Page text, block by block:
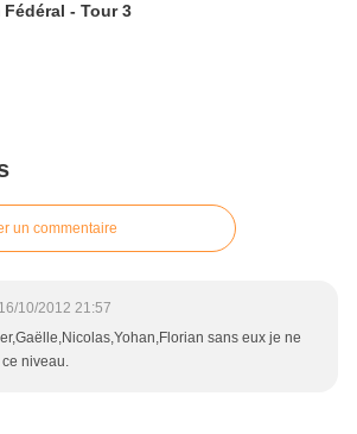
- Tour 3
un commentaire
16/10/2012 21:57
sans eux je ne
niveau.